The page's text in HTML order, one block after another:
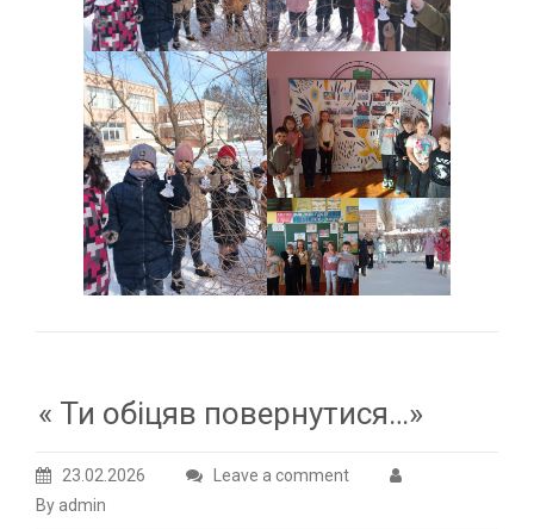
« Ти обіцяв повернутися…»
23.02.2026
Leave a comment
By admin